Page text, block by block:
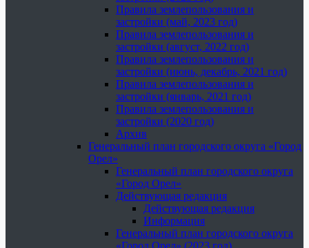
Правила землепользования и
застройки (май, 2023 год)
Правила землепользования и
застройки (август, 2022 год)
Правила землепользования и
застройки (июнь, декабрь, 2021 год)
Правила землепользования и
застройки (январь, 2021 год)
Правила землепользования и
застройки (2020 год)
Архив
Генеральный план городского округа «Город
Орел»
Генеральный план городского округа
«Город Орел»
Действующая редакция
Действующая редакция
Информация
Генеральный план городского округа
«Город Орел» (2023 год)